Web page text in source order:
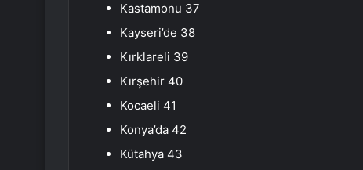
Kastamonu 37
Kayseri’de 38
Kırklareli 39
Kırşehir 40
Kocaeli 41
Konya’da 42
Kütahya 43